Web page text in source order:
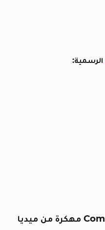
الرسمية:
تحميل لعبة Combat Master مهكرة من ميديا